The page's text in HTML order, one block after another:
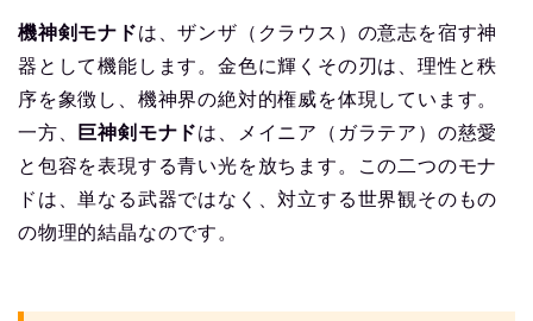
機神剣モナドは、ザンザ（クラウス）の意志を宿す神
器として機能します。金色に輝くその刃は、理性と秩
序を象徴し、機神界の絶対的権威を体現しています。
一方、
巨神剣モナドは、メイニア（ガラテア）の慈愛
と包容を表現する青い光を放ちます。この二つのモナ
ドは、単なる武器ではなく、対立する世界観そのもの
の物理的結晶なのです。